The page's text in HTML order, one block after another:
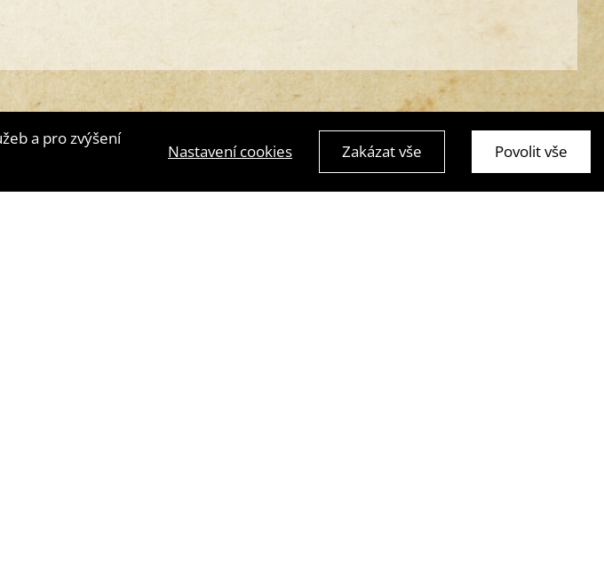
a pro zvýšení
Nastavení cookies Zakázat vše Povolit vše